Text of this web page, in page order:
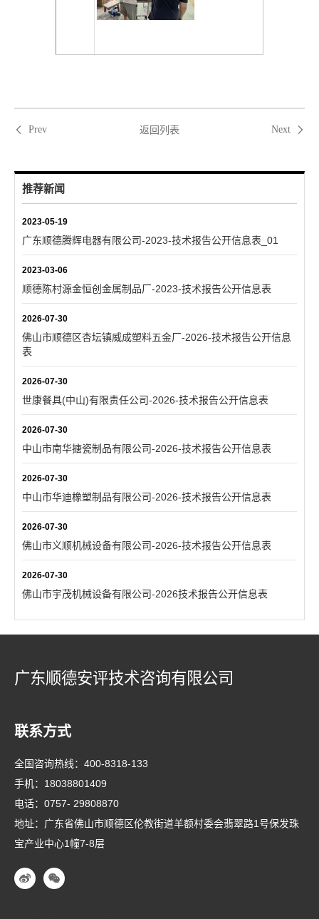
Prev 返回列表 Next
推荐新闻
2023-05-19
广东顺德腾辉电器有限公司-2023-技术报告公开信息表_01
2023-03-06
顺德陈村源金恒创金属制品厂-2023-技术报告公开信息表
2026-07-30
佛山市顺德区杏坛镇威成塑料五金厂-2026-技术报告公开信息
表
2026-07-30
世康餐具(中山)有限责任公司-2026-技术报告公开信息表
2026-07-30
中山市南华搪瓷制品有限公司-2026-技术报告公开信息表
2026-07-30
中山市华迪橡塑制品有限公司-2026-技术报告公开信息表
2026-07-30
佛山市义顺机械设备有限公司-2026-技术报告公开信息表
2026-07-30
佛山市宇茂机械设备有限公司-2026技术报告公开信息表
广东顺德安评技术咨询有限公司
联系方式
全国咨询热线： 400-8318-133
手机： 18038801409
电话： 0757- 29808870
地址：广东省佛山市顺德区伦教街道羊额村委会翡翠路1号保发珠
宝产业中心1幢7-8层